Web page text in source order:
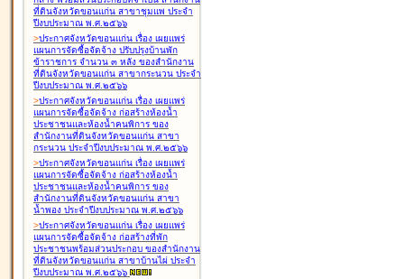
ที่ดินจังหวัดขอนแก่น สาขาชุมแพ ประจำ
ปีงบประมาณ พ.ศ.๒๕๖๖
>ประกาศจังหวัดขอนแก่น เรื่อง เผยแพร่
แผนการจัดซื้อจัดจ้าง ปรับปรุงบ้านพัก
ข้าราชการ จำนวน ๓ หลัง ของสำนักงาน
ที่ดินจังหวัดขอนแก่น สาขากระนวน ประจำ
ปีงบประมาณ พ.ศ.๒๕๖๖
>ประกาศจังหวัดขอนแก่น เรื่อง เผยแพร่
แผนการจัดซื้อจัดจ้าง ก่อสร้างห้องน้ำ
ประชาชนและห้องน้ำคนพิการ ของ
สำนักงานที่ดินจังหวัดขอนแก่น สาขา
กระนวน ประจำปีงบประมาณ พ.ศ.๒๕๖๖
>ประกาศจังหวัดขอนแก่น เรื่อง เผยแพร่
แผนการจัดซื้อจัดจ้าง ก่อสร้างห้องน้ำ
ประชาชนและห้องน้ำคนพิการ ของ
สำนักงานที่ดินจังหวัดขอนแก่น สาขา
น้ำพอง ประจำปีงบประมาณ พ.ศ.๒๕๖๖
>ประกาศจังหวัดขอนแก่น เรื่อง เผยแพร่
แผนการจัดซื้อจัดจ้าง ก่อสร้างที่พัก
ประชาชนพร้อมส่วนประกอบ ของสำนักงาน
ที่ดินจังหวัดขอนแก่น สาขาบ้านไผ่ ประจำ
ปีงบประมาณ พ.ศ.๒๕๖๖